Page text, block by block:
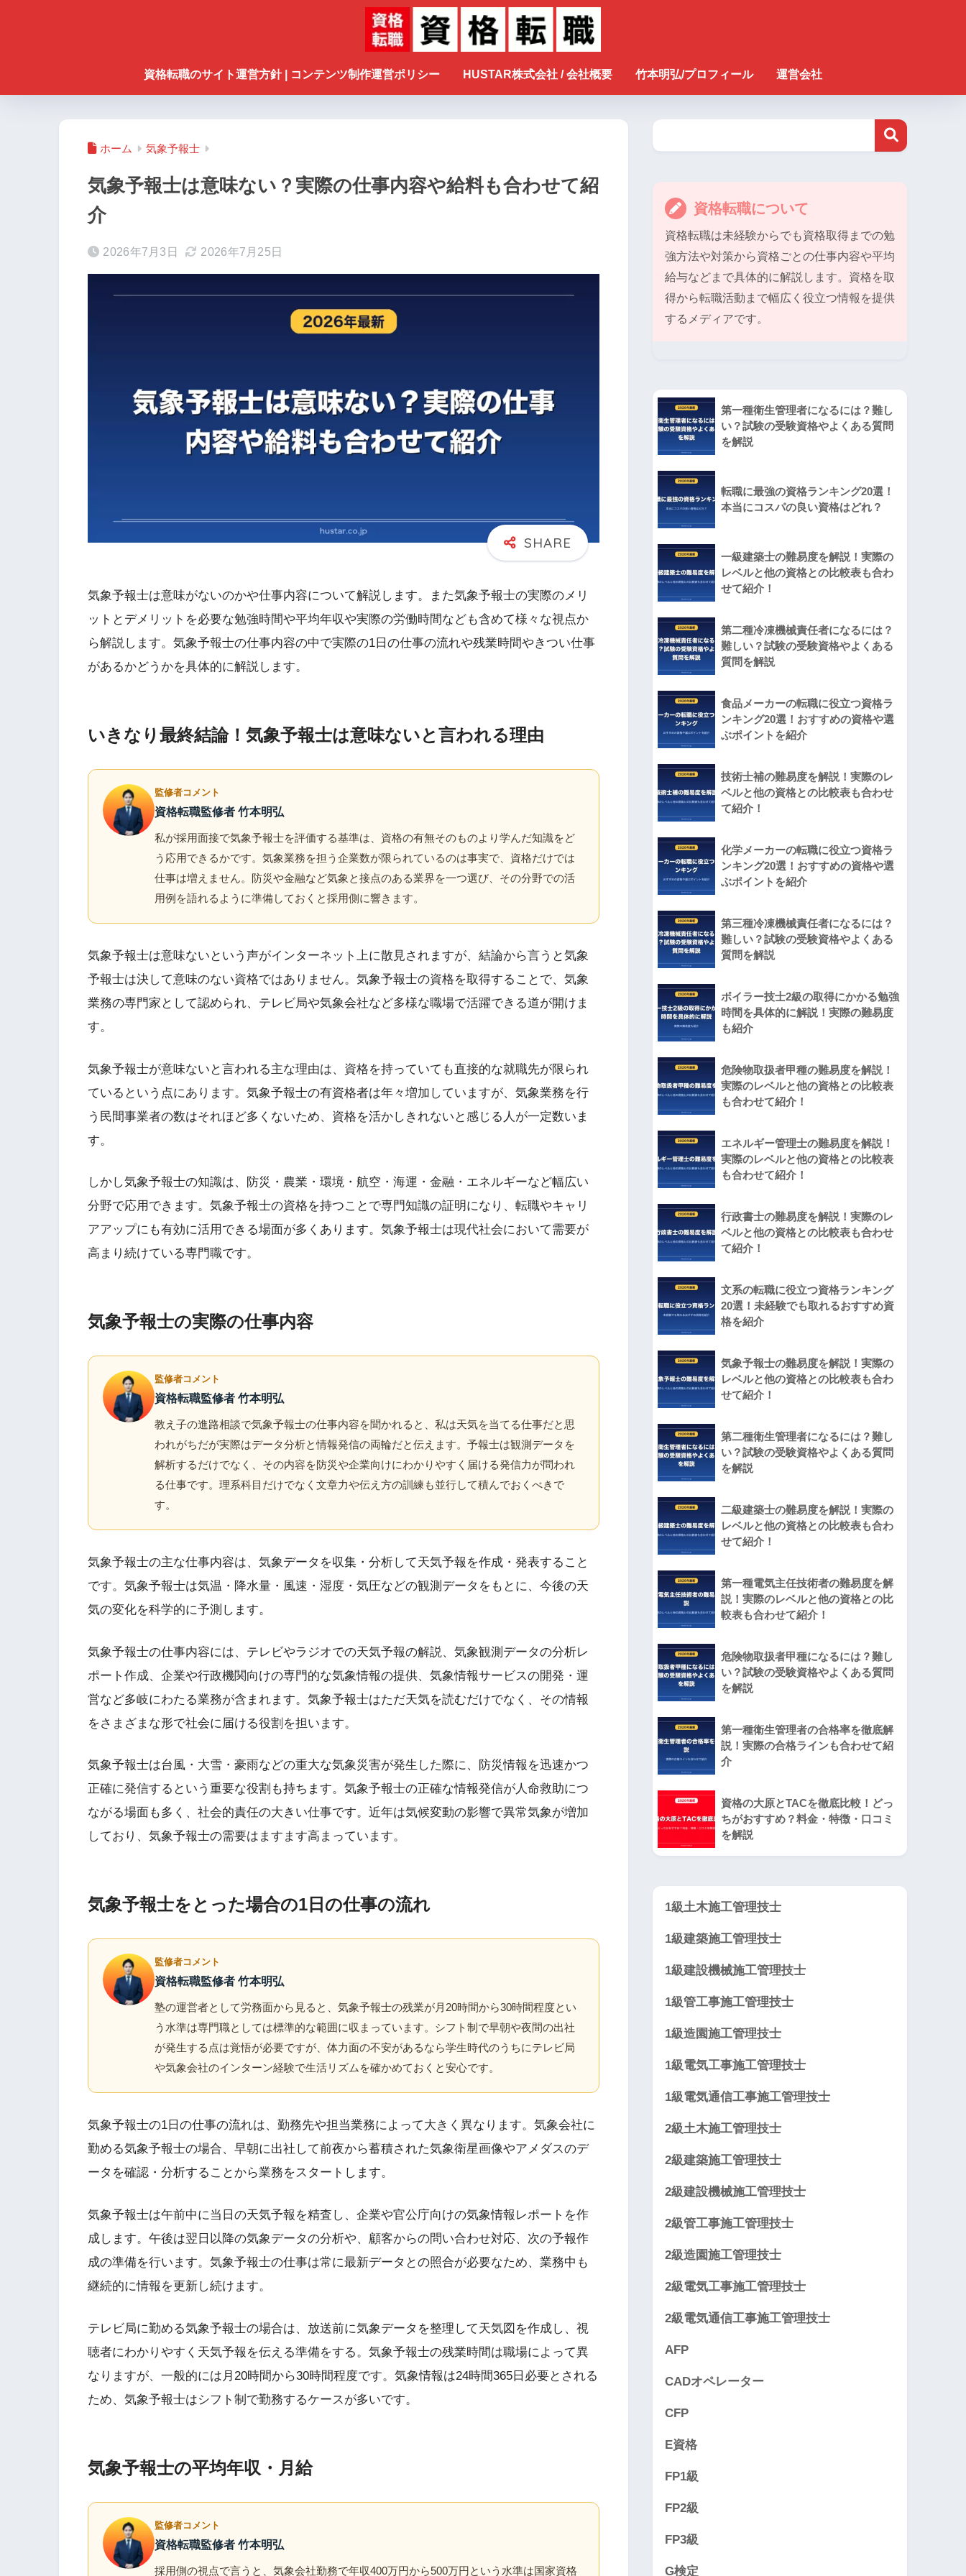
資格転職のサイト運営方針 | コンテンツ制作運営ポリシー HUSTAR株式会社 / 会社概要 竹本明弘/プロフィール 運営会社
ホーム 気象予報士
気象予報士は意味ない？実際の仕事内容や給料も合わせて紹
介
2026年7月3日 2026年7月25日
気象予報士は意味がないのかや仕事内容について解説します。また気象予報士の実際のメリ
ットとデメリットを必要な勉強時間や平均年収や実際の労働時間なども含めて様々な視点か
ら解説します。気象予報士の仕事内容の中で実際の1日の仕事の流れや残業時間やきつい仕事
があるかどうかを具体的に解説します。
いきなり最終結論！気象予報士は意味ないと言われる理由
監修者コメント
資格転職監修者 竹本明弘
私が採用面接で気象予報士を評価する基準は、資格の有無そのものより学んだ知識をど
う応用できるかです。気象業務を担う企業数が限られているのは事実で、資格だけでは
仕事は増えません。防災や金融など気象と接点のある業界を一つ選び、その分野での活
用例を語れるように準備しておくと採用側に響きます。
気象予報士は意味ないという声がインターネット上に散見されますが、結論から言うと気象
予報士は決して意味のない資格ではありません。気象予報士の資格を取得することで、気象
業務の専門家として認められ、テレビ局や気象会社など多様な職場で活躍できる道が開けま
す。
気象予報士が意味ないと言われる主な理由は、資格を持っていても直接的な就職先が限られ
ているという点にあります。気象予報士の有資格者は年々増加していますが、気象業務を行
う民間事業者の数はそれほど多くないため、資格を活かしきれないと感じる人が一定数いま
す。
しかし気象予報士の知識は、防災・農業・環境・航空・海運・金融・エネルギーなど幅広い
分野で応用できます。気象予報士の資格を持つことで専門知識の証明になり、転職やキャリ
アアップにも有効に活用できる場面が多くあります。気象予報士は現代社会において需要が
高まり続けている専門職です。
気象予報士の実際の仕事内容
監修者コメント
資格転職監修者 竹本明弘
教え子の進路相談で気象予報士の仕事内容を聞かれると、私は天気を当てる仕事だと思
われがちだが実際はデータ分析と情報発信の両輪だと伝えます。予報士は観測データを
解析するだけでなく、その内容を防災や企業向けにわかりやすく届ける発信力が問われ
る仕事です。理系科目だけでなく文章力や伝え方の訓練も並行して積んでおくべきで
す。
気象予報士の主な仕事内容は、気象データを収集・分析して天気予報を作成・発表すること
です。気象予報士は気温・降水量・風速・湿度・気圧などの観測データをもとに、今後の天
気の変化を科学的に予測します。
気象予報士の仕事内容には、テレビやラジオでの天気予報の解説、気象観測データの分析レ
ポート作成、企業や行政機関向けの専門的な気象情報の提供、気象情報サービスの開発・運
営など多岐にわたる業務が含まれます。気象予報士はただ天気を読むだけでなく、その情報
をさまざまな形で社会に届ける役割を担います。
気象予報士は台風・大雪・豪雨などの重大な気象災害が発生した際に、防災情報を迅速かつ
正確に発信するという重要な役割も持ちます。気象予報士の正確な情報発信が人命救助につ
ながる場面も多く、社会的責任の大きい仕事です。近年は気候変動の影響で異常気象が増加
しており、気象予報士の需要はますます高まっています。
気象予報士をとった場合の1日の仕事の流れ
監修者コメント
資格転職監修者 竹本明弘
塾の運営者として労務面から見ると、気象予報士の残業が月20時間から30時間程度とい
う水準は専門職としては標準的な範囲に収まっています。シフト制で早朝や夜間の出社
が発生する点は覚悟が必要ですが、体力面の不安があるなら学生時代のうちにテレビ局
や気象会社のインターン経験で生活リズムを確かめておくと安心です。
気象予報士の1日の仕事の流れは、勤務先や担当業務によって大きく異なります。気象会社に
勤める気象予報士の場合、早朝に出社して前夜から蓄積された気象衛星画像やアメダスのデ
ータを確認・分析することから業務をスタートします。
気象予報士は午前中に当日の天気予報を精査し、企業や官公庁向けの気象情報レポートを作
成します。午後は翌日以降の気象データの分析や、顧客からの問い合わせ対応、次の予報作
成の準備を行います。気象予報士の仕事は常に最新データとの照合が必要なため、業務中も
継続的に情報を更新し続けます。
テレビ局に勤める気象予報士の場合は、放送前に気象データを整理して天気図を作成し、視
聴者にわかりやすく天気予報を伝える準備をする。気象予報士の残業時間は職場によって異
なりますが、一般的には月20時間から30時間程度です。気象情報は24時間365日必要とされる
ため、気象予報士はシフト制で勤務するケースが多いです。
気象予報士の平均年収・月給
監修者コメント
資格転職監修者 竹本明弘
採用側の視点で言うと、気象会社勤務で年収400万円から500万円という水準は国家資格
資格転職について
資格転職は未経験からでも資格取得までの勉
強方法や対策から資格ごとの仕事内容や平均
給与などまで具体的に解説します。資格を取
得から転職活動まで幅広く役立つ情報を提供
するメディアです。
第一種衛生管理者になるには？難し
い？試験の受験資格やよくある質問
を解説
転職に最強の資格ランキング20選！
本当にコスパの良い資格はどれ？
一級建築士の難易度を解説！実際の
レベルと他の資格との比較表も合わ
せて紹介！
第二種冷凍機械責任者になるには？
難しい？試験の受験資格やよくある
質問を解説
食品メーカーの転職に役立つ資格ラ
ンキング20選！おすすめの資格や選
ぶポイントを紹介
技術士補の難易度を解説！実際のレ
ベルと他の資格との比較表も合わせ
て紹介！
化学メーカーの転職に役立つ資格ラ
ンキング20選！おすすめの資格や選
ぶポイントを紹介
第三種冷凍機械責任者になるには？
難しい？試験の受験資格やよくある
質問を解説
ボイラー技士2級の取得にかかる勉強
時間を具体的に解説！実際の難易度
も紹介
危険物取扱者甲種の難易度を解説！
実際のレベルと他の資格との比較表
も合わせて紹介！
エネルギー管理士の難易度を解説！
実際のレベルと他の資格との比較表
も合わせて紹介！
行政書士の難易度を解説！実際のレ
ベルと他の資格との比較表も合わせ
て紹介！
文系の転職に役立つ資格ランキング
20選！未経験でも取れるおすすめ資
格を紹介
気象予報士の難易度を解説！実際の
レベルと他の資格との比較表も合わ
せて紹介！
第二種衛生管理者になるには？難し
い？試験の受験資格やよくある質問
を解説
二級建築士の難易度を解説！実際の
レベルと他の資格との比較表も合わ
せて紹介！
第一種電気主任技術者の難易度を解
説！実際のレベルと他の資格との比
較表も合わせて紹介！
危険物取扱者甲種になるには？難し
い？試験の受験資格やよくある質問
を解説
第一種衛生管理者の合格率を徹底解
説！実際の合格ラインも合わせて紹
介
資格の大原とTACを徹底比較！どっ
ちがおすすめ？料金・特徴・口コミ
を解説
1級土木施工管理技士
1級建築施工管理技士
1級建設機械施工管理技士
1級管工事施工管理技士
1級造園施工管理技士
1級電気工事施工管理技士
1級電気通信工事施工管理技士
2級土木施工管理技士
2級建築施工管理技士
2級建設機械施工管理技士
2級管工事施工管理技士
2級造園施工管理技士
2級電気工事施工管理技士
2級電気通信工事施工管理技士
AFP
CADオペレーター
CFP
E資格
FP1級
FP2級
FP3級
G検定